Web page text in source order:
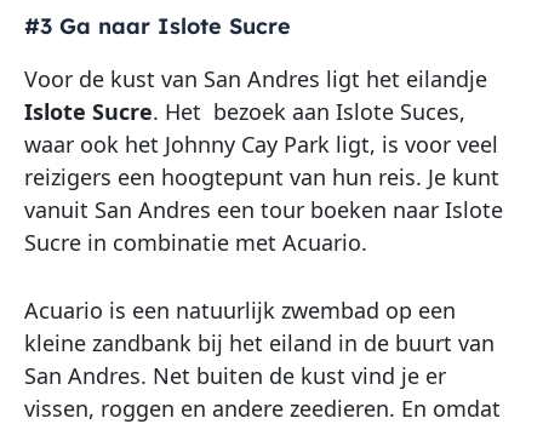
#3 Ga naar Islote Sucre
Voor de kust van San Andres ligt het eilandje
Islote Sucre. Het bezoek aan Islote Suces,
waar ook het Johnny Cay Park ligt, is voor veel
reizigers een hoogtepunt van hun reis. Je kunt
vanuit San Andres een tour boeken naar Islote
Sucre in combinatie met Acuario.
Acuario is een natuurlijk zwembad op een
kleine zandbank bij het eiland in de buurt van
San Andres. Net buiten de kust vind je er
vissen, roggen en andere zeedieren. En omdat